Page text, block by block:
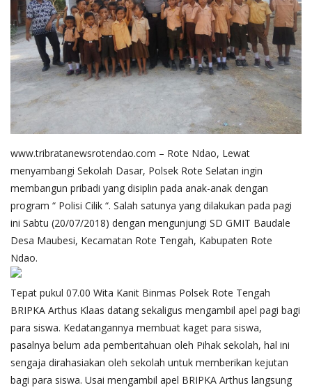
Binmas
www.tribratanewsrotendao.com – Rote Ndao, Lewat
menyambangi Sekolah Dasar, Polsek Rote Selatan ingin
membangun pribadi yang disiplin pada anak-anak dengan
program “ Polisi Cilik “. Salah satunya yang dilakukan pada pagi
ini Sabtu (20/07/2018) dengan mengunjungi SD GMIT Baudale
Desa Maubesi, Kecamatan Rote Tengah, Kabupaten Rote
Ndao.
Tepat pukul 07.00 Wita Kanit Binmas Polsek Rote Tengah
BRIPKA Arthus Klaas datang sekaligus mengambil apel pagi bagi
para siswa. Kedatangannya membuat kaget para siswa,
pasalnya belum ada pemberitahuan oleh Pihak sekolah, hal ini
sengaja dirahasiakan oleh sekolah untuk memberikan kejutan
bagi para siswa. Usai mengambil apel BRIPKA Arthus langsung